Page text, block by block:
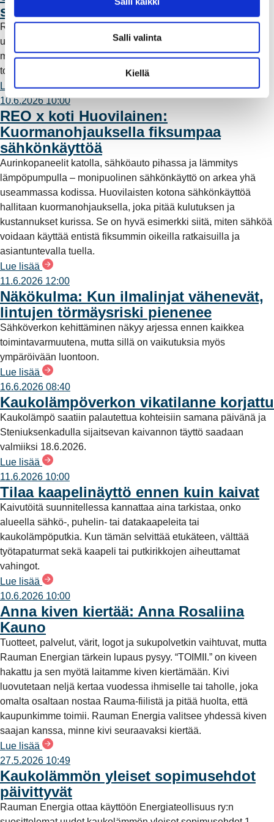
a
l
i
n
t
a
Salli valinta
Kiellä
saaristoon
Rauman Energia on vahvistanut saariston sähköverkkoa
uudella maa- ja merikaapeliyhteydellä. Työn myötä alueelle
muodostuu rengasverkkoyhteys, joka parantaa sähkönjakelun
toimintavarmuutta ja vähentää myrskyille alttiita ilmalinjoja.
Lue lisää
10.6.2026 10:00
REO x koti Huovilainen:
Kuormanohjauksella fiksumpaa
sähkönkäyttöä
Aurinkopaneelit katolla, sähköauto pihassa ja lämmitys
lämpöpumpulla – monipuolinen sähkönkäyttö on arkea yhä
useammassa kodissa. Huovilaisten kotona sähkönkäyttöä
hallitaan kuormanohjauksella, joka pitää kulutuksen ja
kustannukset kurissa. Se on hyvä esimerkki siitä, miten sähköä
voidaan käyttää entistä fiksummin oikeilla ratkaisuilla ja
asiantuntevalla tuella.
Lue lisää
11.6.2026 12:00
Näkökulma: Kun ilmalinjat vähenevät,
lintujen törmäysriski pienenee
Sähköverkon kehittäminen näkyy arjessa ennen kaikkea
toimintavarmuutena, mutta sillä on vaikutuksia myös
ympäröivään luontoon.
Lue lisää
16.6.2026 08:40
Kaukolämpöverkon vikatilanne korjattu
Kaukolämpö saatiin palautettua kohteisiin samana päivänä ja
Steniuksenkadulla sijaitsevan kaivannon täyttö saadaan
valmiiksi 18.6.2026.
Lue lisää
11.6.2026 10:00
Tilaa kaapelinäyttö ennen kuin kaivat
Kaivutöitä suunnitellessa kannattaa aina tarkistaa, onko
alueella sähkö-, puhelin- tai datakaapeleita tai
kaukolämpöputkia. Kun tämän selvittää etukäteen, välttää
työtapaturmat sekä kaapeli tai putkirikkojen aiheuttamat
vahingot.
Lue lisää
10.6.2026 10:00
Anna kiven kiertää: Anna Rosaliina
Kauno
Tuotteet, palvelut, värit, logot ja sukupolvetkin vaihtuvat, mutta
Rauman Energian tärkein lupaus pysyy. “TOIMII.” on kiveen
hakattu ja sen myötä laitamme kiven kiertämään. Kivi
luovutetaan neljä kertaa vuodessa ihmiselle tai taholle, joka
omalta osaltaan nostaa Rauma-fiilistä ja pitää huolta, että
kaupunkimme toimii. Rauman Energia valitsee yhdessä kiven
saajan kanssa, minne kivi seuraavaksi kiertää.
Lue lisää
27.5.2026 10:49
Kaukolämmön yleiset sopimusehdot
päivittyvät
Rauman Energia ottaa käyttöön Energiateollisuus ry:n